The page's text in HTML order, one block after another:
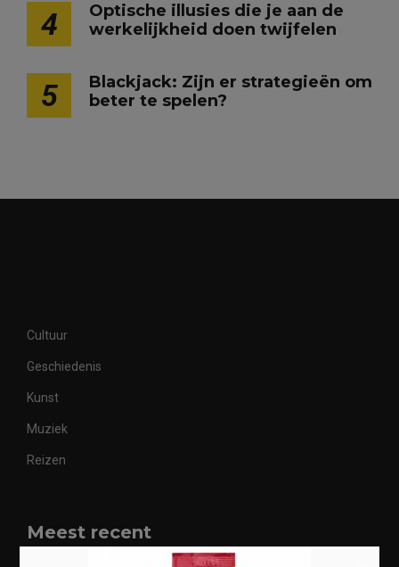
4
Optische illusies die je aan de
werkelijkheid doen twijfelen
5
Blackjack: Zijn er strategieën om
beter te spelen?
Cultuur
Geschiedenis
Kunst
Muziek
Reizen
Meest recent